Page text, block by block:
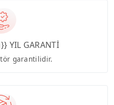
YIL GARANTİ
garantilidir.